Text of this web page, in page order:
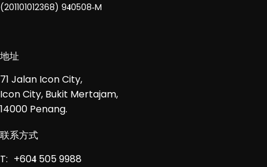
(201101012368) 940508-M
地址
71 Jalan Icon City,
Icon City, Bukit Mertajam,
14000 Penang.
联系方式
T: +604 505 9988